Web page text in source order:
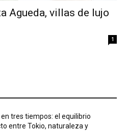
Agueda, villas de lujo
1
tres tiempos: el equilibrio
entre Tokio, naturaleza y